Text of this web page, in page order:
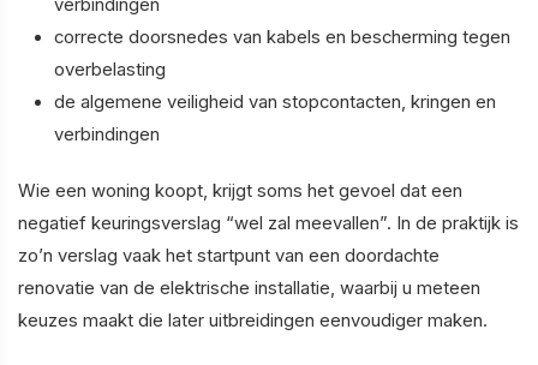
verbindingen
correcte doorsnedes van kabels en bescherming tegen
overbelasting
de algemene veiligheid van stopcontacten, kringen en
verbindingen
Wie een woning koopt, krijgt soms het gevoel dat een
negatief keuringsverslag “wel zal meevallen”. In de praktijk is
zo’n verslag vaak het startpunt van een doordachte
renovatie van de elektrische installatie, waarbij u meteen
keuzes maakt die later uitbreidingen eenvoudiger maken.